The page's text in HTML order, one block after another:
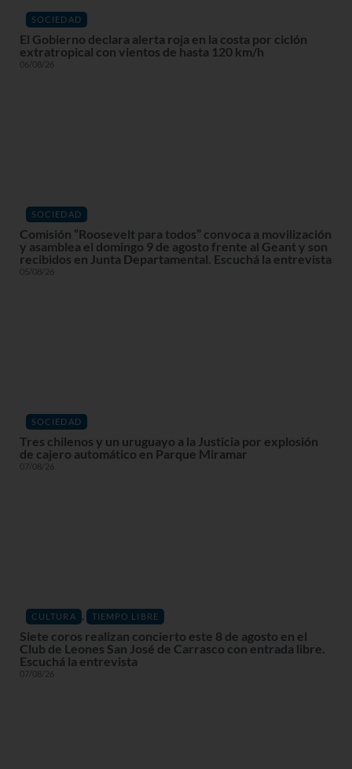
SOCIEDAD
El Gobierno declara alerta roja en la costa por ciclón
extratropical con vientos de hasta 120 km/h
06/08/26
SOCIEDAD
Comisión “Roosevelt para todos” convoca a movilización
y asamblea el domingo 9 de agosto frente al Geant y son
recibidos en Junta Departamental. Escuchá la entrevista
05/08/26
SOCIEDAD
Tres chilenos y un uruguayo a la Justicia por explosión
de cajero automático en Parque Miramar
07/08/26
CULTURA , TIEMPO LIBRE
Siete coros realizan concierto este 8 de agosto en el
Club de Leones San José de Carrasco con entrada libre.
Escuchá la entrevista
07/08/26